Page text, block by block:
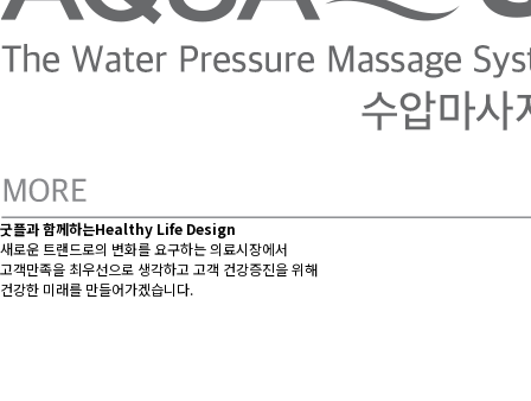
굿플과 함께하는Healthy Life Design
새로운 트랜드로의 변화를 요구하는 의료시장에서
고객만족을 최우선으로 생각하고 고객 건강증진을 위해
건강한 미래를 만들어가겠습니다.